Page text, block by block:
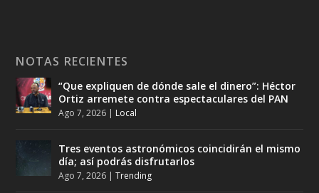
NOTAS RECIENTES
“Que expliquen de dónde sale el dinero”: Héctor
Ortiz arremete contra espectaculares del PAN
Ago 7, 2026 | Local
Tres eventos astronómicos coincidirán el mismo
día; así podrás disfrutarlos
Ago 7, 2026 |Trending